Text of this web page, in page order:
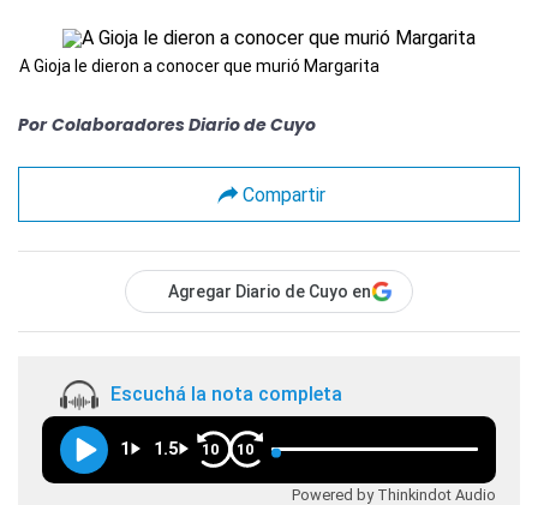
A Gioja le dieron a conocer que murió Margarita
Por Colaboradores Diario de Cuyo
Compartir
Agregar Diario de Cuyo en
Escuchá la nota completa
1 1.5 10 10
Powered by Thinkindot Audio